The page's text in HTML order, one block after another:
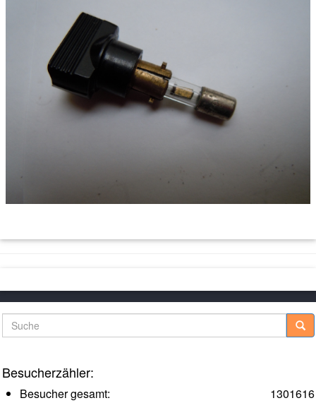
Suche
Besucherzähler:
1301616
Besucher gesamt: